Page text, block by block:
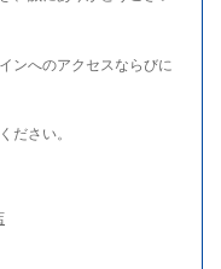
ンへのアクセスならびに
ださい。